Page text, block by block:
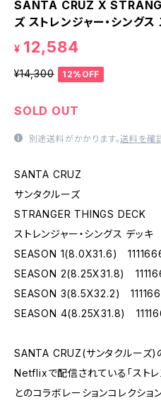
SANTA CRUZ X
ズ ストレンジャー・シング
¥ 12,584
¥14,300 12%OFF
SOLD OUT
別途送料がかかります。送料を確
SANTA CRUZ
サンタクルーズ
STRANGER THINGS DECK
ストレンジャー・シングス デッキ
SEASON 1(8.0X31.6)
SEASON 2(8.25X31.8)
SEASON 3(8.5X32.2)
SEASON 4(8.25X31.8)
SANTA CRUZ(サンタクルーズ)
Netflixで配信されている「ストレ
とのコラボレーションコレクション